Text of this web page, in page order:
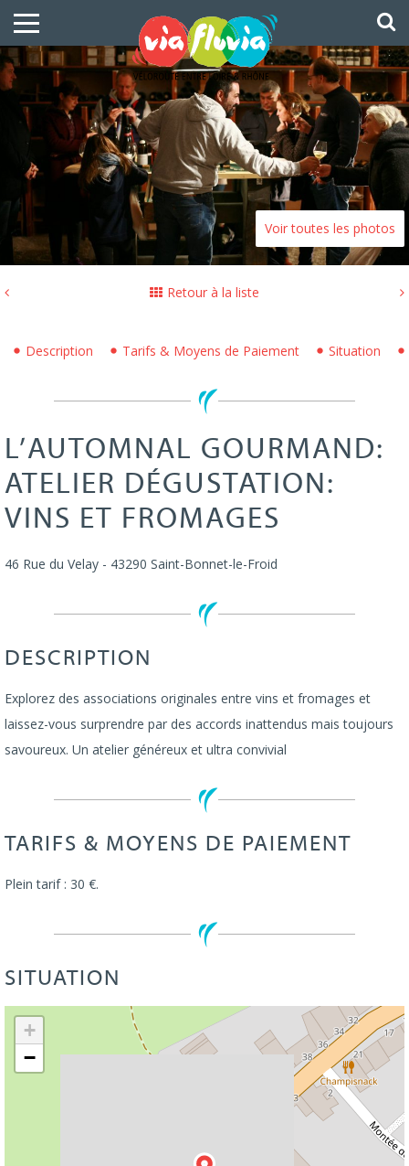
Voir toutes les photos
Retour à la liste
Description Tarifs & Moyens de Paiement Situation
L’AUTOMNAL GOURMAND:
ATELIER DÉGUSTATION:
VINS ET FROMAGES
46 Rue du Velay - 43290 Saint-Bonnet-le-Froid
DESCRIPTION
Explorez des associations originales entre vins et fromages et
laissez-vous surprendre par des accords inattendus mais toujours
savoureux. Un atelier généreux et ultra convivial
TARIFS & MOYENS DE PAIEMENT
Plein tarif : 30 €.
SITUATION
+
−